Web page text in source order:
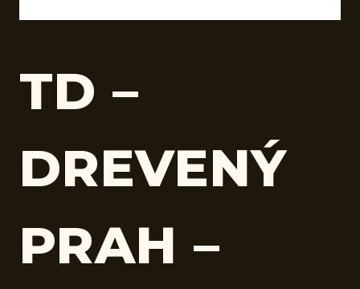
TD –
DREVENÝ
PRAH –